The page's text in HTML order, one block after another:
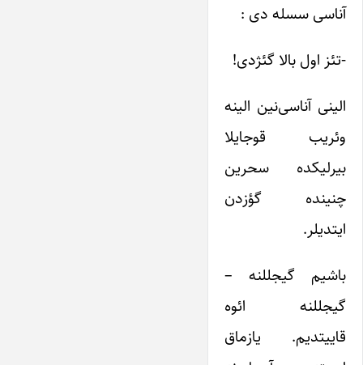
آناسی سسله دی :
-تئز اول بالا گئژدی!
الینی آناسی‌نین الینه
وئریب قوجایلا
بیرلیکده سحرین
چنینده گؤزدن
ایتدیلر.
باشیم گیجللنه –
گیجللنه ائوه
قاییتدیم. یازماق